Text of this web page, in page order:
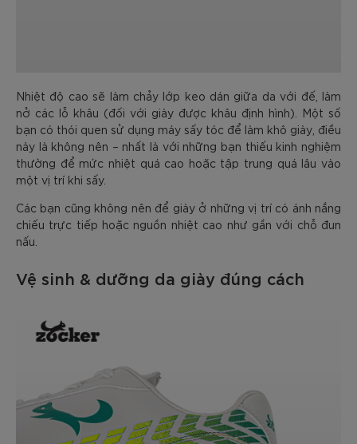
Nhiệt độ cao sẽ làm chảy lớp keo dán giữa da với đế, làm
nở các lỗ khâu (đối với giày được khâu định hình). Một số
bạn có thói quen sử dụng máy sấy tóc để làm khô giày, điều
này là không nên – nhất là với những bạn thiếu kinh nghiệm
thường để mức nhiệt quá cao hoặc tập trung quá lâu vào
một vị trí khi sấy.
Các bạn cũng không nên để giày ở những vị trí có ánh nắng
chiếu trực tiếp hoặc nguồn nhiệt cao như gần với chỗ đun
nấu.
Vệ sinh & dưỡng da giày đúng cách